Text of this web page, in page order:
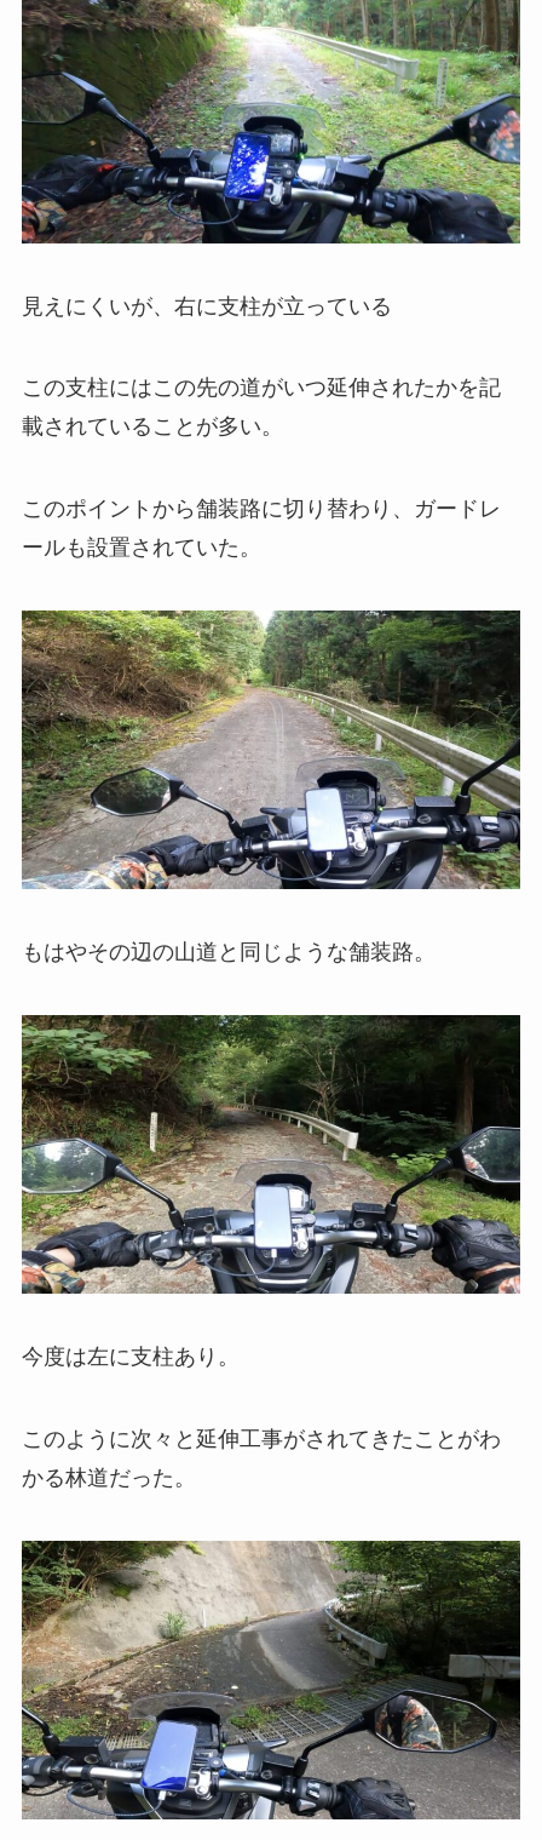
見えにくいが、右に支柱が立っている
この支柱にはこの先の道がいつ延伸されたかを記
載されていることが多い。
このポイントから舗装路に切り替わり、ガードレ
ールも設置されていた。
もはやその辺の山道と同じような舗装路。
今度は左に支柱あり。
このように次々と延伸工事がされてきたことがわ
かる林道だった。